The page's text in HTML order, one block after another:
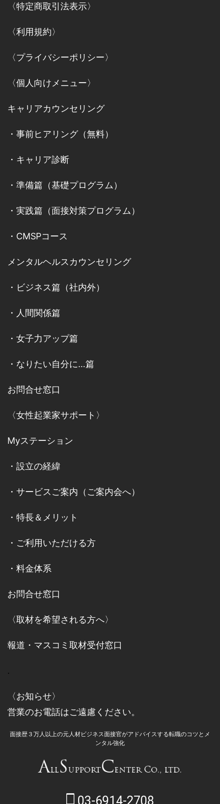
〈特定商取引法表示〉
〈利用規約〉
〈プライバシーポリシー〉
〈個人向けメニュー〉
キャリアカウンセリング
・ 事前ヒアリング（無料）
・ キャリア診断
・ 準備篇（基礎プログラム）
・ 実践篇（面接対策プログラム）
・ CMSPコース
メンタルヘルスカウンセリング
・ ビジネス篇（社内外）
・ 人間関係篇
・ 女子力アップ篇
・ なりたい自分に…篇
お問合せ窓口
〈女性起業家サポート〉
Myステーション
・ 設立の経緯
・ サービスご案内 （ ご案内会へ）
・ 特長＆メリット
・ ご利用いただける方
・ 料金体系
お問合せ窓口
〈取材を希望される方へ〉
報道・マスコミ取材受付窓口
.
〈お知らせ〉
営業のお電話はご遠慮ください。
面接歴３万人以上の元人材ビジネス面接官がアドバイスする転職のコツとメ
ンタル強化
03-6914-2708